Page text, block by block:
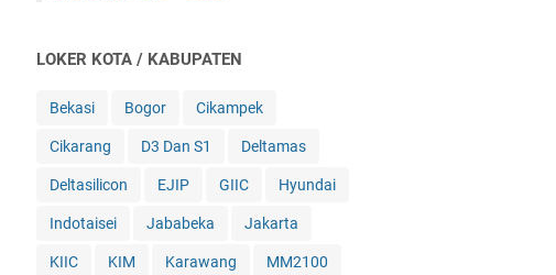
LOKER KOTA / KABUPATEN
Bekasi Bogor Cikampek
Cikarang D3 Dan S1 Deltamas
Deltasilicon EJIP GIIC Hyundai
Indotaisei Jababeka Jakarta
KIIC KIM Karawang MM2100